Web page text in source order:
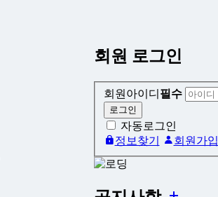
회원 로그인
회원아이디 필수
자동로그인
정보찾기
회원가입